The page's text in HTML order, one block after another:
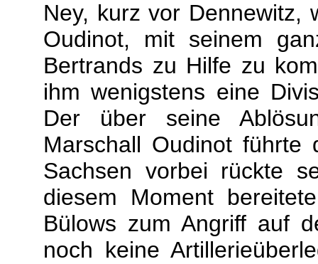
Ney, kurz vor Dennewitz,
Oudinot, mit seinem
Bertrands zu Hilfe zu
ihm wenigstens eine
Der über seine
Marschall Oudinot
Sachsen vorbei rückte
diesem Moment
Bülows zum Angriff auf
noch keine